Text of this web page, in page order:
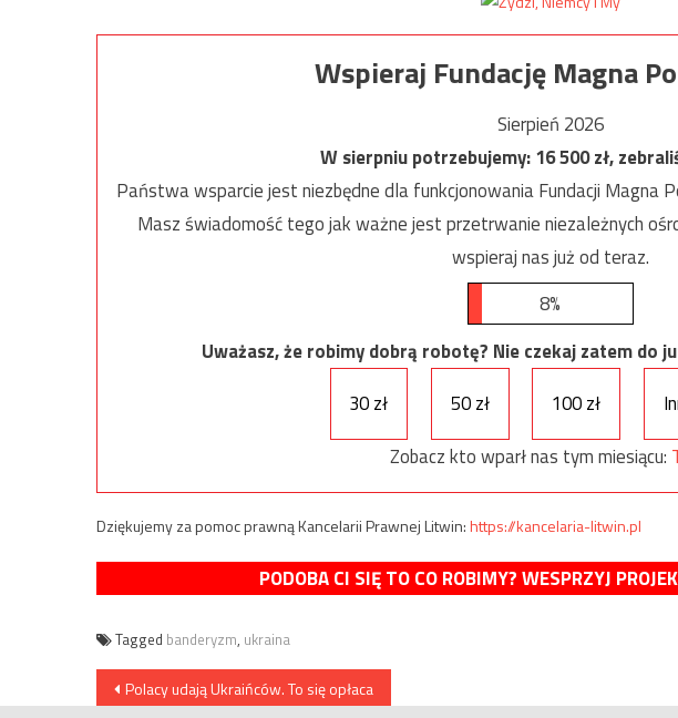
Wspieraj Fundację Magna
Sierpień 2026
W sierpniu potrzebujemy:16 500zł,
Państwa wsparcie jest niezbędne dla funkcjonowania Fundacji Magna
Masz świadomość tego jak ważne jest przetrwanie niezależnych
wspieraj nas już od teraz.
8%
Uważasz, że robimy dobrą robotę? Nie czekaj zatem do
30 zł
50 zł 100 zł
Zobacz kto wparł nas tym miesiącu:
Dziękujemy za pomoc prawną Kancelarii Prawnej Litwin:https://kancelaria-litwin.pl
PODOBA CI SIĘ TO CO ROBIMY? WESPRZYJ
Tagged banderyzm, ukraina
Nawigacja
Polacy udają Ukraińców. To się opłaca